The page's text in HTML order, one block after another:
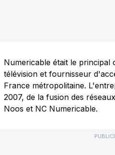
Numericable était le principal
télévision et fournisseur
France métropolitaine.
2007, de la fusion des
Noos et NC Numericable.